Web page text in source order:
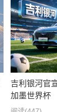
吉利银河官
加墨世界杯